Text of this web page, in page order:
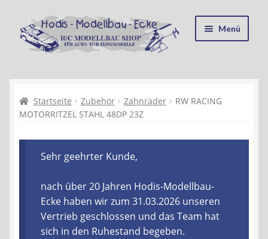
Zur
Navigation
springen
Zum
Inhalt
springen
Menü
Kasse
Recycling, Entsorgung und Umwelt
Shop
Warenkorb
Startseite Zubehör Zahnräder
RW RACING
MOTORRITZEL STAHL 48DP 23Z
Sehr geehrter Kunde,
nach über 20 Jahren Hodis-Modellbau-
Ecke haben wir zum 31.03.2026 unseren
Vertrieb geschlossen und das Team hat
sich in den Ruhestand begeben.